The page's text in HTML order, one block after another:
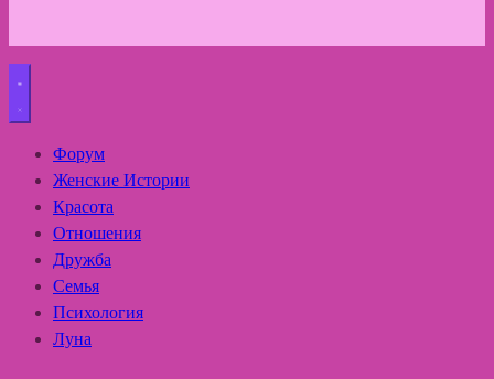
Форум
Женские Истории
Красота
Отношения
Дружба
Семья
Психология
Луна